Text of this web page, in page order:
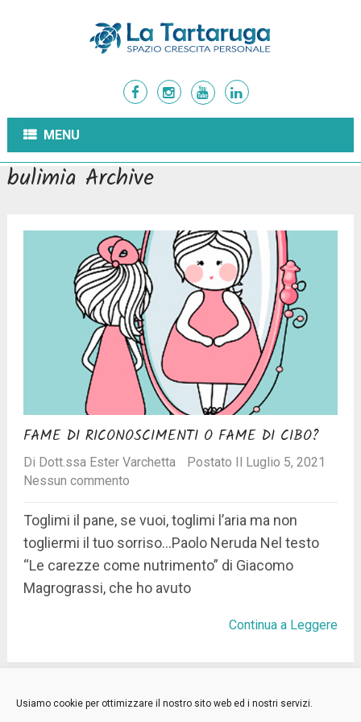
Usiamo cookie per ottimizzare il nostro sito web ed i nostri servizi.
MENU
bulimia Archive
FAME DI RICONOSCIMENTI O FAME DI CIBO?
Di Dott.ssa Ester Varchetta
Postato Il Luglio 5, 2021
Nessun commento
Toglimi il pane, se vuoi, toglimi l’aria ma non
togliermi il tuo sorriso…Paolo Neruda Nel testo
“Le carezze come nutrimento” di Giacomo
Magrograssi, che ho avuto
Continua a Leggere
Niente più posts.